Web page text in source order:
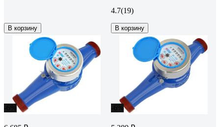
В корзину
4.7(19)
В корзину